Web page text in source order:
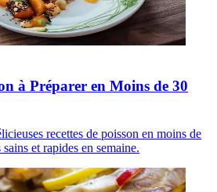
à Préparer en Moins de 30
recettes de poisson en moins de
et rapides en semaine.